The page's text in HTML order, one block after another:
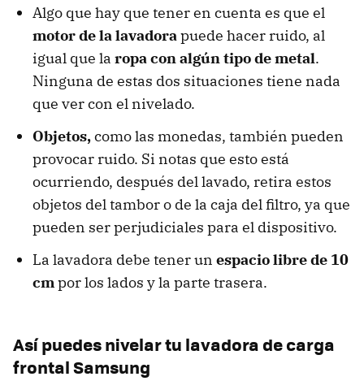
Algo que hay que tener en cuenta es que el
motor de la lavadorapuede hacer ruido, al
igual que la ropa con algún tipo de metal.
Ninguna de estas dos situaciones tiene nada
que ver con el nivelado.
Objetos,como las monedas, también pueden
provocar ruido. Si notas que esto está
ocurriendo, después del lavado, retira estos
objetos del tambor o de la caja del filtro, ya que
pueden ser perjudiciales para el dispositivo.
La lavadora debe tener un espacio libre de 10
cmpor los lados y la parte trasera.
Así puedes nivelar tu lavadora de carga
frontal Samsung